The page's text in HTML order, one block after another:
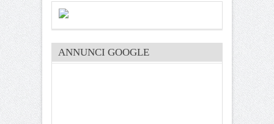
ANNUNCI GOOGLE